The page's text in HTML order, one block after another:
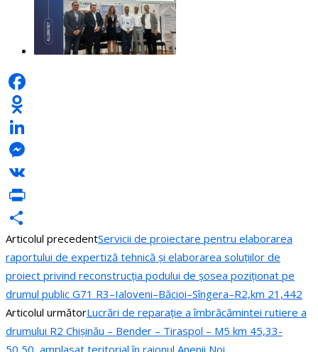
Facebook
Odnoklassniki
LinkedIn
Messenger
VK
PrintFriendly
Partajează
Articolul precedentServicii de proiectare pentru elaborarea
raportului de expertiză tehnică și elaborarea soluțiilor de
proiect privind reconstrucția podului de șosea poziționat pe
drumul public G71 R3–Ialoveni–Băcioi–Sîngera–R2,km 21,442
Articolul următorLucrări de reparație a îmbrăcămintei rutiere a
drumului R2 Chișinău – Bender – Tiraspol – M5 km 45,33-